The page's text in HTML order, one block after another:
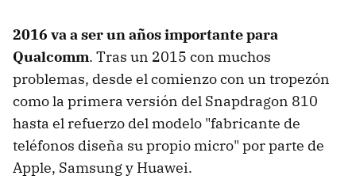
2016 va a ser un años importante para
Qualcomm. Tras un 2015 con muchos
problemas, desde el comienzo con un tropezón
como la primera versión del Snapdragon 810
hasta el refuerzo del modelo "fabricante de
teléfonos diseña su propio micro" por parte de
Apple, Samsung y Huawei.